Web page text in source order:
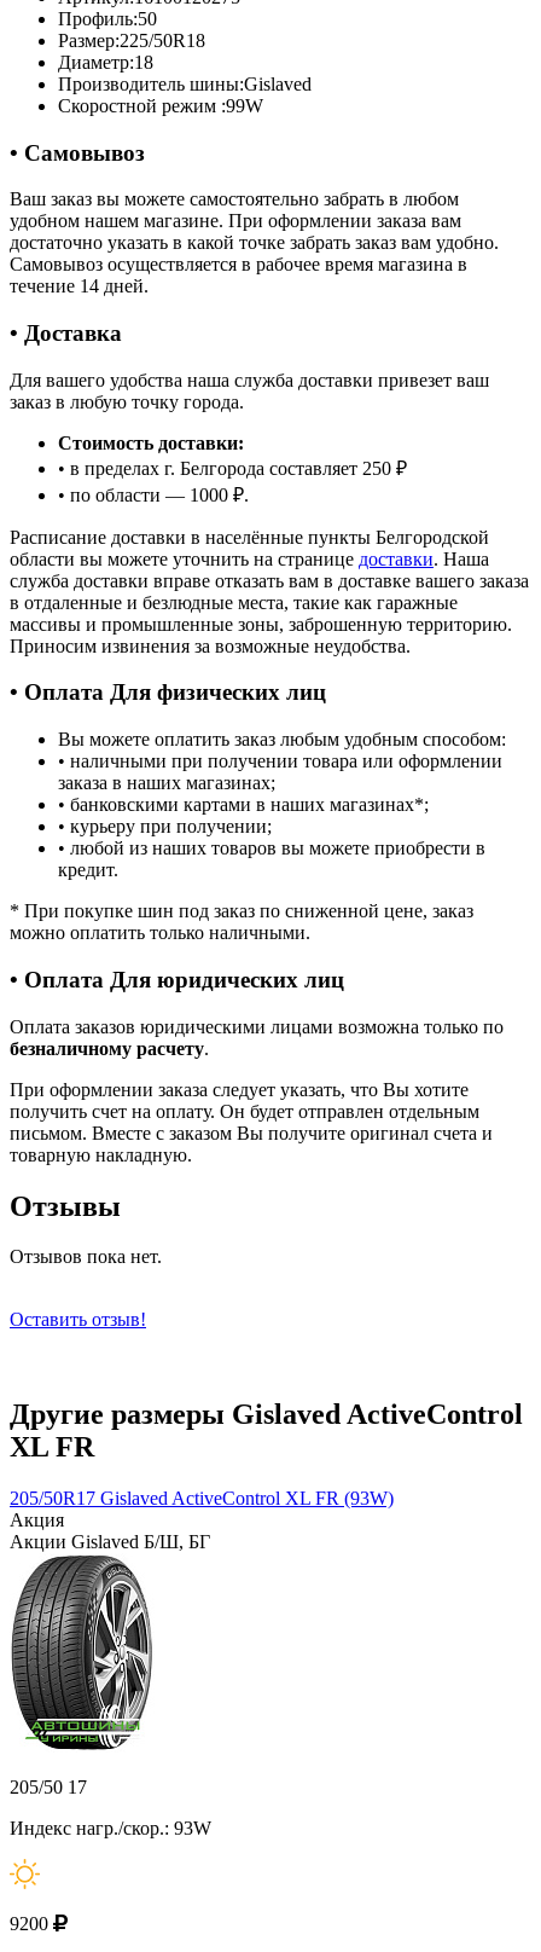
Профиль:50
Размер:225/50R18
Диаметр:18
Производитель шины:Gislaved
Скоростной режим :99W
• Самовывоз
Ваш заказ вы можете самостоятельно забрать в любом
удобном нашем магазине. При оформлении заказа вам
достаточно указать в какой точке забрать заказ вам удобно.
Самовывоз осуществляется в рабочее время магазина в
течение 14 дней.
• Доставка
Для вашего удобства наша служба доставки привезет ваш
заказ в любую точку города.
Стоимость доставки:
• в пределах г. Белгорода составляет 250 ₽
• по области — 1000 ₽.
Расписание доставки в населённые пункты Белгородской
области вы можете уточнить на странице доставки. Наша
служба доставки вправе отказать вам в доставке вашего заказа
в отдаленные и безлюдные места, такие как гаражные
массивы и промышленные зоны, заброшенную территорию.
Приносим извинения за возможные неудобства.
• Оплата Для физических лиц
Вы можете оплатить заказ любым удобным способом:
• наличными при получении товара или оформлении
заказа в наших магазинах;
• банковскими картами в наших магазинах*;
• курьеру при получении;
• любой из наших товаров вы можете приобрести в
кредит.
* При покупке шин под заказ по сниженной цене, заказ
можно оплатить только наличными.
• Оплата Для юридических лиц
Оплата заказов юридическими лицами возможна только по
безналичному расчету.
При оформлении заказа следует указать, что Вы хотите
получить счет на оплату. Он будет отправлен отдельным
письмом. Вместе с заказом Вы получите оригинал счета и
товарную накладную.
Отзывы
Отзывов пока нет.
Оставить отзыв!
Другие размеры Gislaved ActiveControl
XL FR
205/50R17 Gislaved ActiveControl XL FR (93W)
Акция
Акции Gislaved Б/Ш, БГ
205/50 17
Индекс нагр./скор.: 93W
9200